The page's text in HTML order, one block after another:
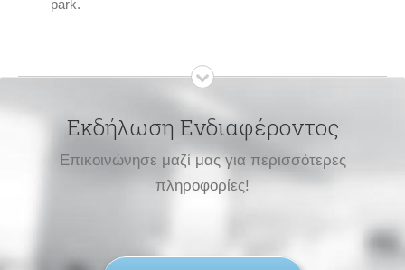
park.
Εκδήλωση Ενδιαφέροντος
Επικοινώνησε μαζί μας για περισσότερες
πληροφορίες!